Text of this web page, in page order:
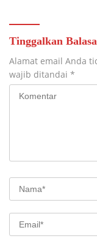
Tinggalkan
Alamat email Anda
wajib ditandai *